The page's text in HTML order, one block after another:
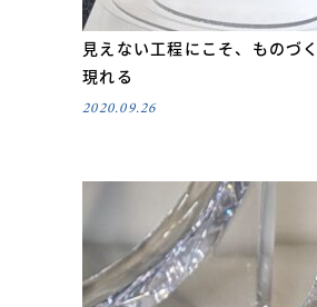
見えない工程にこそ、ものづ
現れる
2020.09.26